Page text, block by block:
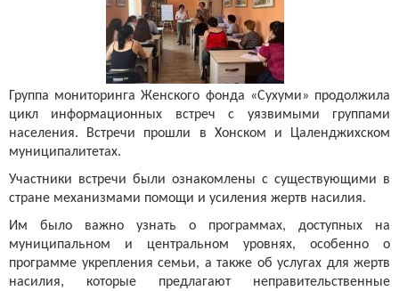
Группа мониторинга Женского фонда «Сухуми» продолжила
цикл информационных встреч с уязвимыми группами
населения. Встречи прошли в Хонском и Цаленджихском
муниципалитетах.
Участники встречи были ознакомлены с существующими в
стране механизмами помощи и усиления жертв насилия.
Им было важно узнать о программах, доступных на
муниципальном и центральном уровнях, особенно о
программе укрепления семьи, а также об услугах для жертв
насилия, которые предлагают неправительственные